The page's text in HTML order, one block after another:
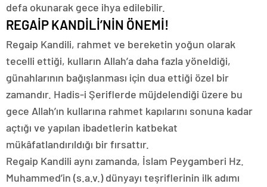
defa okunarak gece ihya edilebilir.
REGAİP KANDİLİ’NİN ÖNEMİ!
Regaip Kandili, rahmet ve bereketin yoğun olarak
tecelli ettiği, kulların Allah’a daha fazla yöneldiği,
günahlarının bağışlanması için dua ettiği özel bir
zamandır. Hadis-i Şeriflerde müjdelendiği üzere bu
gece Allah’ın kullarına rahmet kapılarını sonuna kadar
açtığı ve yapılan ibadetlerin katbekat
mükâfatlandırıldığı bir fırsattır.
Regaip Kandili aynı zamanda, İslam Peygamberi Hz.
Muhammed’in (s.a.v.) dünyayı teşriflerinin ilk adımı